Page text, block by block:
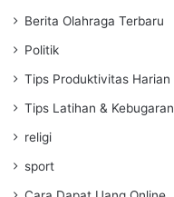
Berita Olahraga Terbaru
Politik
Tips Produktivitas Harian
Tips Latihan & Kebugaran
religi
sport